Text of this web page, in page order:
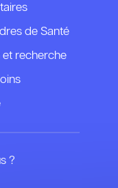
de Santé
et recherche
?